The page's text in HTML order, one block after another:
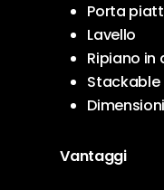
Porta
Lavello
Ripiano in
Vantaggi